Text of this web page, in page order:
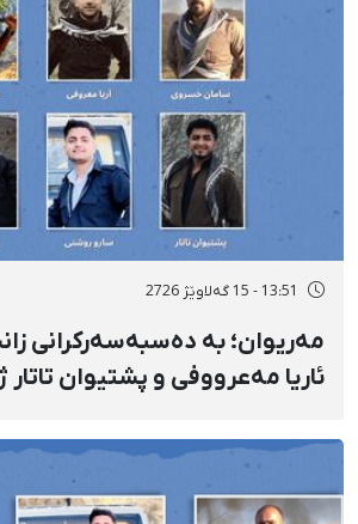
13:51 - 15 گەلاوێژ 2726
مەریوان؛ بە دەسبەسەرکرانی
ئاریا مەعرووفی و پشتیوان تاتار
بۆ شەش کەس زیادی کرد